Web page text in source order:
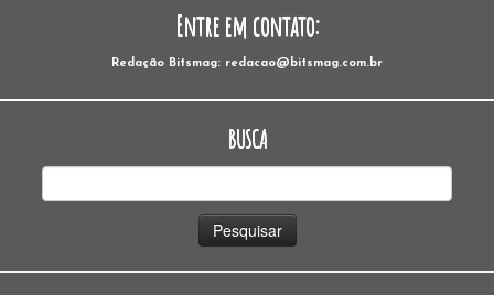
Entre em contato:
Redação Bitsmag: redacao@bitsmag.com.br
BUSCA